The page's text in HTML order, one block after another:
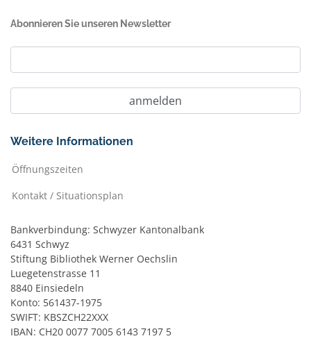
Abonnieren Sie unseren Newsletter
Weitere Informationen
Öffnungszeiten
Kontakt / Situationsplan
Bankverbindung: Schwyzer Kantonalbank
6431 Schwyz
Stiftung Bibliothek Werner Oechslin
Luegetenstrasse 11
8840 Einsiedeln
Konto: 561437-1975
SWIFT: KBSZCH22XXX
IBAN: CH20 0077 7005 6143 7197 5